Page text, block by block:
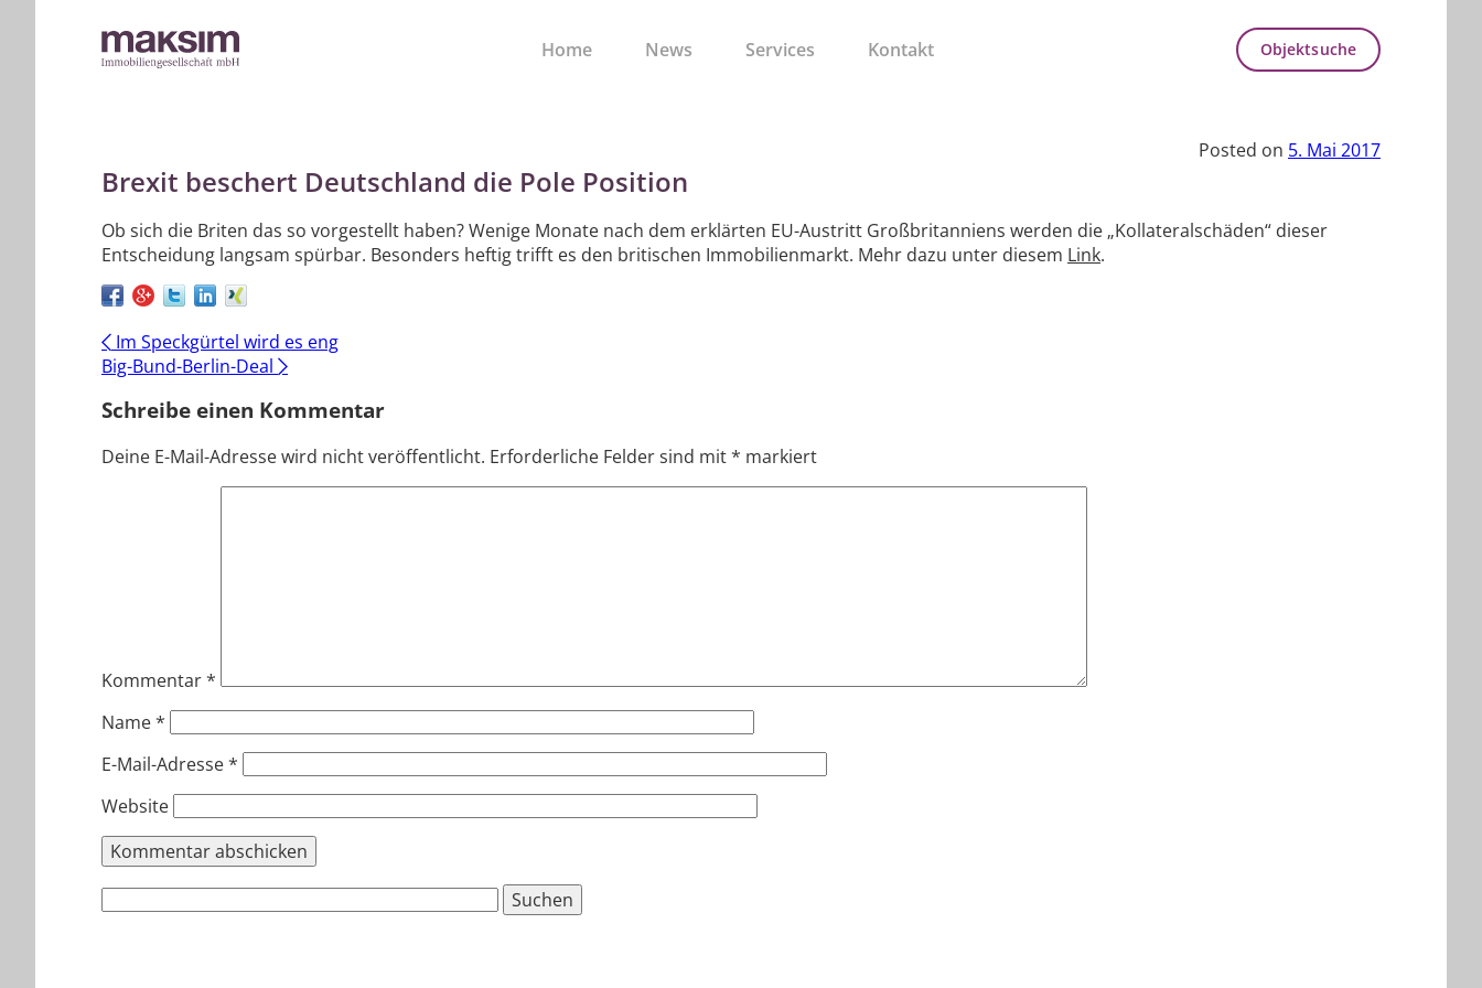
Home News Services Kontakt Objektsuche
Brexit beschert Deutschland die Pole Position
Posted on 5. Mai 2017
Ob sich die Briten das so vorgestellt haben? Wenige Monate nach dem erklärten EU-Austritt Großbritanniens werden die „Kollateralschäden“ dieser
Entscheidung langsam spürbar. Besonders heftig trifft es den britischen Immobilienmarkt. Mehr dazu unter diesem
Link
Post
navigation
← Im Speckgürtel wird es eng
Big-Bund-Berlin-Deal →
Schreibe einen Kommentar
Deine E-Mail-Adresse wird nicht veröffentlicht. Erforderliche Felder sind mit * markiert
Kommentar *
Name *
E-Mail-Adresse *
Website